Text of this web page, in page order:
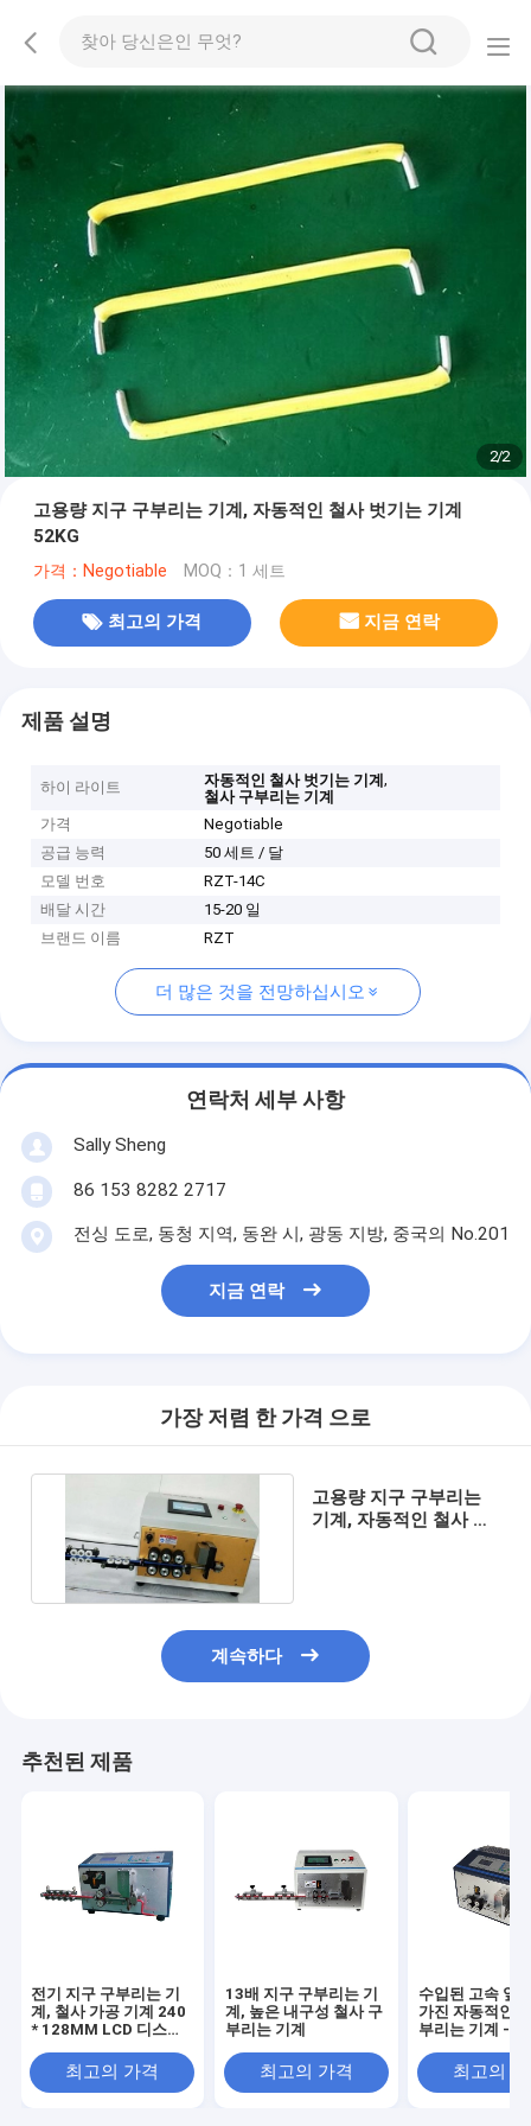
2/2
고용량 지구 구부리는 기계, 자동적인 철사 벗기는 기계
52KG
가격：Negotiable MOQ：1 세트
최고의 가격 지금 연락
제품 설명
하이 라이트 자동적인 철사 벗기는 기계,
철사 구부리는 기계
가격
Negotiable
공급 능력
50 세트 / 달
모델 번호
RZT-14C
배달 시간
15-20 일
브랜드 이름
RZT
더 많은 것을 전망하십시오
연락처 세부 사항
Sally Sheng
86 153 8282 2717
전싱 도로, 동청 지역, 동완 시, 광동 지방, 중국의 No.201
지금 연락
가장 저렴 한 가격 으로
고용량 지구 구부리는
기계, 자동적인 철사 벗
계속하다
추천된 제품
전기 지구 구부리는 기
계, 철사 가공 기계 240
* 128MM LCD 디스플
최고의 가격
13배 지구 구부리는 기
계, 높은 내구성 철사 구
부리는 기계
최고의 가격
수입된 고속 잎
가진 자동적인
부리는 기계 -
최고의